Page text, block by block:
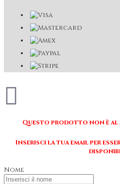
Questo prodotto non è al
Inserisci la tua email per
Nome